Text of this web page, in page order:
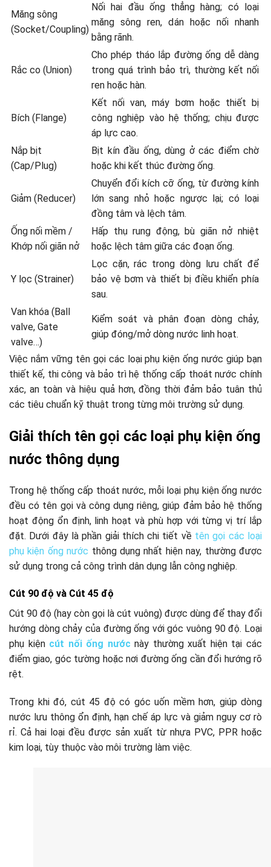
Măng sông
(Socket/Coupling)
Nối hai đầu ống thẳng hàng; có loại
măng sông ren, dán hoặc nối nhanh
bằng rãnh.
Rắc co (Union)
Cho phép tháo lắp đường ống dễ dàng
trong quá trình bảo trì, thường kết nối
ren hoặc hàn.
Bích (Flange)
Kết nối van, máy bơm hoặc thiết bị
công nghiệp vào hệ thống; chịu được
áp lực cao.
Nắp bịt
(Cap/Plug)
Bịt kín đầu ống, dùng ở các điểm chờ
hoặc khi kết thúc đường ống.
Giảm (Reducer)
Chuyển đổi kích cỡ ống, từ đường kính
lớn sang nhỏ hoặc ngược lại; có loại
đồng tâm và lệch tâm.
Ống nối mềm /
Khớp nối giãn nở
Hấp thụ rung động, bù giãn nở nhiệt
hoặc lệch tâm giữa các đoạn ống.
Y lọc (Strainer)
Lọc cặn, rác trong dòng lưu chất để
bảo vệ bơm và thiết bị điều khiển phía
sau.
Van khóa (Ball
valve, Gate
valve…)
Kiểm soát và phân đoạn dòng chảy,
giúp đóng/mở dòng nước linh hoạt.
Việc nắm vững tên gọi các loại phụ kiện ống nước giúp bạn
thiết kế, thi công và bảo trì hệ thống cấp thoát nước chính
xác, an toàn và hiệu quả hơn, đồng thời đảm bảo tuân thủ
các tiêu chuẩn kỹ thuật trong từng môi trường sử dụng.
Giải thích tên gọi các loại phụ kiện ống
nước thông dụng
Trong hệ thống cấp thoát nước, mỗi loại phụ kiện ống nước
đều có tên gọi và công dụng riêng, giúp đảm bảo hệ thống
hoạt động ổn định, linh hoạt và phù hợp với từng vị trí lắp
đặt. Dưới đây là phần giải thích chi tiết về tên gọi các loại
phụ kiện ống nước thông dụng nhất hiện nay, thường được
sử dụng trong cả công trình dân dụng lẫn công nghiệp.
Cút 90 độ và Cút 45 độ
Cút 90 độ (hay còn gọi là cút vuông) được dùng để thay đổi
hướng dòng chảy của đường ống với góc vuông 90 độ. Loại
phụ kiện cút nối ống nước này thường xuất hiện tại các
điểm giao, góc tường hoặc nơi đường ống cần đổi hướng rõ
rệt.
Trong khi đó, cút 45 độ có góc uốn mềm hơn, giúp dòng
nước lưu thông ổn định, hạn chế áp lực và giảm nguy cơ rò
rỉ. Cả hai loại đều được sản xuất từ nhựa PVC, PPR hoặc
kim loại, tùy thuộc vào môi trường làm việc.